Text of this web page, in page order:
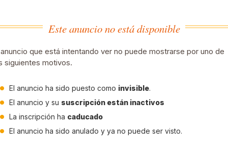
Este anuncio no está disponible
que está intentando ver no puede mostrarse por uno de
siguientes motivos.
El anuncio ha sido puesto como invisible.
El anuncio y su suscripción están inactivos
La inscripción ha caducado
El anuncio ha sido anulado y ya no puede ser visto.